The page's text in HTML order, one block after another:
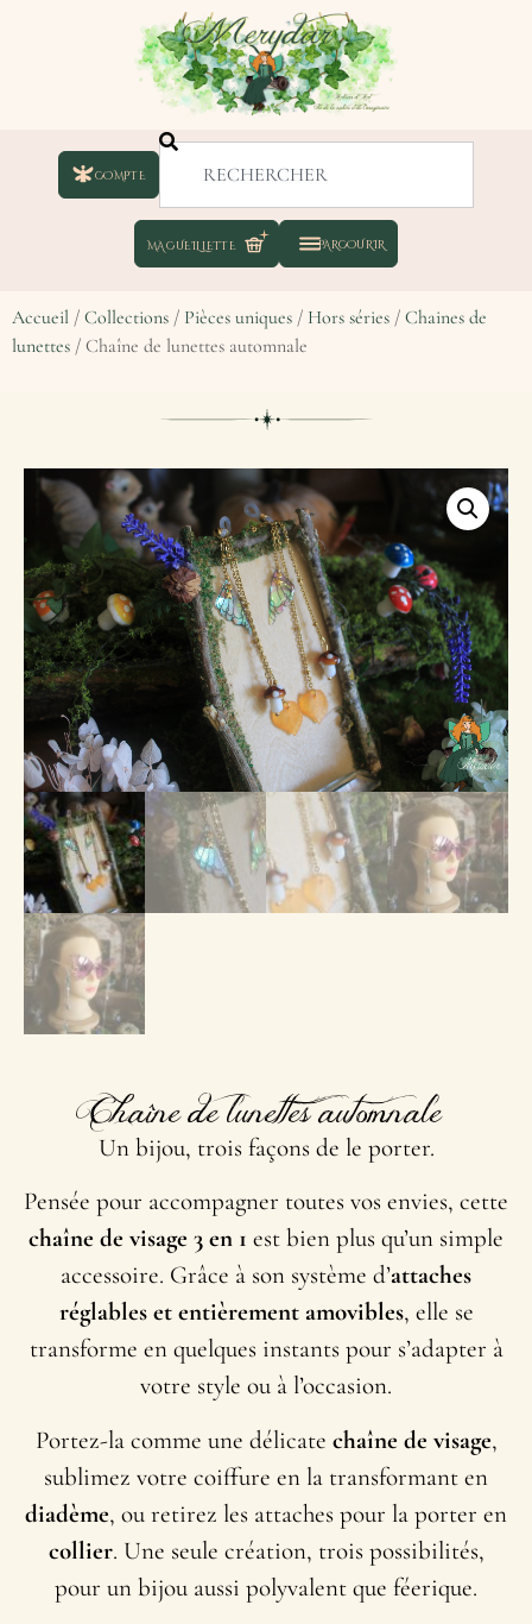
COMPTE
Accueil / Collections / Pièces uniques / Hors séries / Chaines de
lunettes / Chaîne de lunettes automnale
Chaîne de lunettes automnale
Un bijou, trois façons de le porter.
Pensée pour accompagner toutes vos envies, cette
chaîne de visage 3 en 1 est bien plus qu’un simple
accessoire. Grâce à son système d’attaches
réglables et entièrement amovibles, elle se
transforme en quelques instants pour s’adapter à
votre style ou à l’occasion.
Portez-la comme une délicate chaîne de visage,
sublimez votre coiffure en la transformant en
diadème, ou retirez les attaches pour la porter en
collier. Une seule création, trois possibilités,
pour un bijou aussi polyvalent que féerique.